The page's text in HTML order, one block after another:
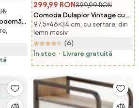
de
Pal
Alb
299,99 RON399,99 RON
Comoda Dulapior Vintage cu 5
Sertare Fantezie,
46x34x97.5cm HOMCOM |
Aosom Romania
97,5×46×34 cm, cu sertare, din
lemn masiv
(6)
În stoc
Livrare gratuită